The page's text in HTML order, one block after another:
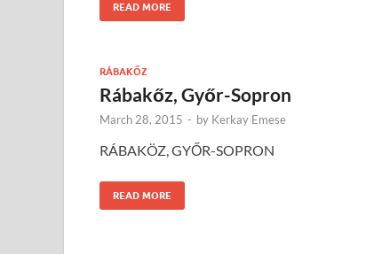
READ MORE
RÁBAKŐZ
Rábakőz, Győr-Sopron
March 28, 2015 - by Kerkay Emese
RÁBAKÖZ, GYŐR-SOPRON
READ MORE